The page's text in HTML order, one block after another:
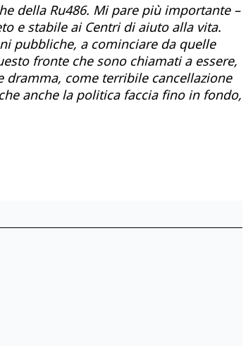
della Ru486. Mi pare più importante –
e stabile ai Centri di aiuto alla vita.
pubbliche, a cominciare da quelle
fronte che sono chiamati a essere,
dramma, come terribile cancellazione
anche la politica faccia fino in fondo,